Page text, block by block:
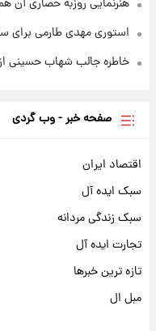
هنرنمایی روزبه حصاری آن
استوری مهدی طارمی برای
خاطره جالب شهاب حسینی از
صفحه خبر - وب گردی
اقتصاد ایران
سبک ایده آل
سبک زندگی مردانه
تجارت ایده آل
تازه ترین خبرها
مبل ال